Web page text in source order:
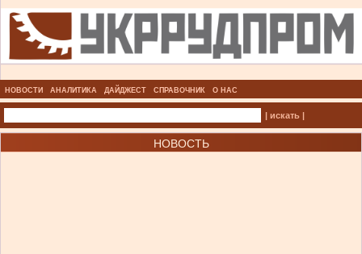
НОВОСТИ АНАЛИТИКА ДАЙДЖЕСТ СПРАВОЧНИК О НАС
| искать |
НОВОСТЬ